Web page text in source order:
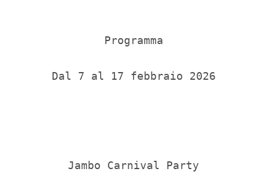
Programma
Dal 7 al 17 febbraio 2026
Jambo Carnival Party